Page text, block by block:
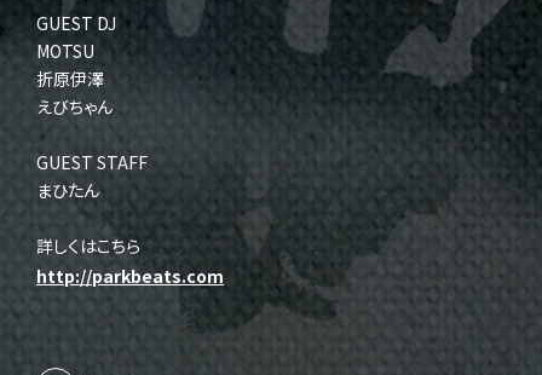
GUEST DJ
MOTSU
折原伊澤
えびちゃん
GUEST STAFF
まひたん
詳しくはこちら
http://parkbeats.com